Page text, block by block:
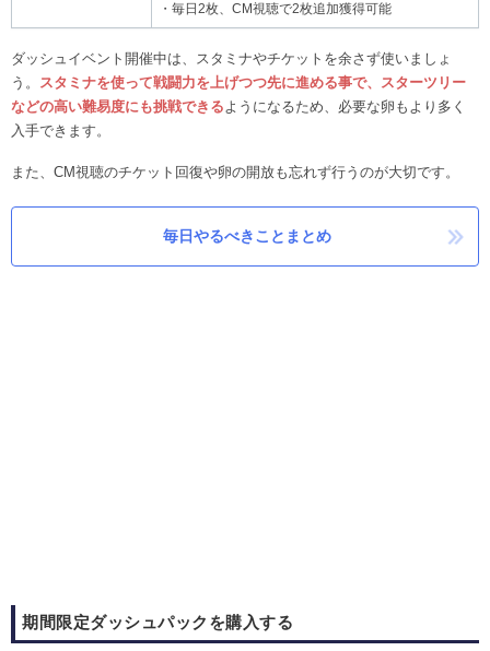
・毎日2枚、CM視聴で2枚追加獲得可能
ダッシュイベント開催中は、スタミナやチケットを余さず使いましょ
う。 スタミナを使って戦闘力を上げつつ先に進める事で、スターツリー
などの高い難易度にも挑戦できるようになるため、必要な卵もより多く
入手できます。
また、CM視聴のチケット回復や卵の開放も忘れず行うのが大切です。
毎日やるべきことまとめ
期間限定ダッシュパックを購入する